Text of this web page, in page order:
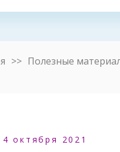
Полезные
октября 2021